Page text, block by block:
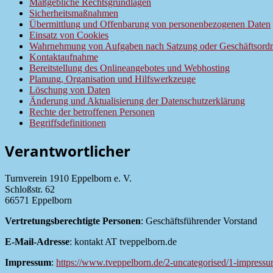
Maßgebliche Rechtsgrundlagen
Sicherheitsmaßnahmen
Übermittlung und Offenbarung von personenbezogenen Daten
Einsatz von Cookies
Wahrnehmung von Aufgaben nach Satzung oder
Kontaktaufnahme
Bereitstellung des Onlineangebotes und Webhosting
Planung, Organisation und Hilfswerkzeuge
Löschung von Daten
Änderung und Aktualisierung der Datenschutzerklärung
Rechte der betroffenen Personen
Begriffsdefinitionen
Verantwortlicher
Turnverein 1910 Eppelborn e. V.
Schloßstr. 62
66571 Eppelborn
Vertretungsberechtigte Personen: Geschäftsführender Vorstand
E-Mail-Adresse: kontakt AT tveppelborn.de
Impressum: https://www.tveppelborn.de/2-uncategorised/1-